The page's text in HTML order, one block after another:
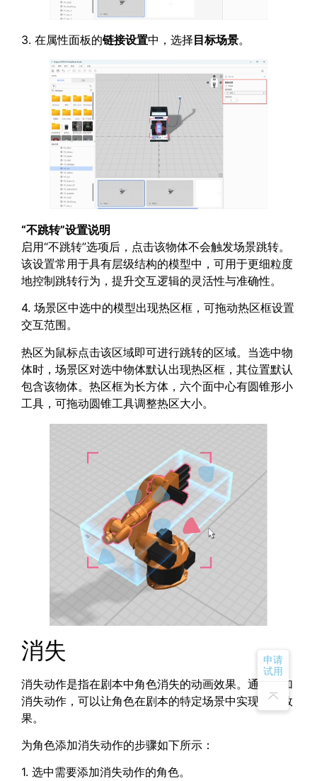
申请
试用
3. 在属性面板的链接设置中，选择目标场景。
“不跳转”设置说明
启用“不跳转”选项后，点击该物体不会触发场景跳转。
该设置常用于具有层级结构的模型中，可用于更细粒度
地控制跳转行为，提升交互逻辑的灵活性与准确性。
4. 场景区中选中的模型出现热区框，可拖动热区框设置
交互范围。
热区为鼠标点击该区域即可进行跳转的区域。当选中物
体时，场景区对选中物体默认出现热区框，其位置默认
包含该物体。热区框为长方体，六个面中心有圆锥形小
工具，可拖动圆锥工具调整热区大小。
消失
消失动作是指在剧本中角色消失的动画效果。通过添加
消失动作，可以让角色在剧本的特定场景中实现消失效
果。
为角色添加消失动作的步骤如下所示：
1. 选中需要添加消失动作的角色。